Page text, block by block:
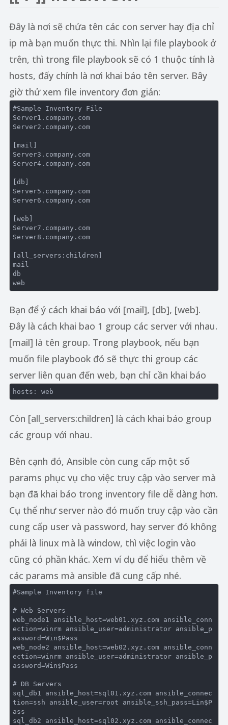
Đây là nơi sẽ chứa tên các con server hay địa chỉ
ip mà bạn muốn thực thi. Nhìn lại file playbook ở
trên, thì trong file playbook sẽ có 1 thuộc tính là
hosts, đấy chính là nơi khai báo tên server. Bây
giờ thử xem file inventory đơn giản:
#Sample Inventory File
Server1.company.com
Server2.company.com
[mail]
Server3.company.com
Server4.company.com
[db]
Server5.company.com
Server6.company.com
[web]
Server7.company.com
Server8.company.com
[all_servers:children]
mail
db
Bạn để ý cách khai báo với [mail], [db], [web].
Đây là cách khai bao 1 group các server với nhau.
[mail] là tên group. Trong playbook, nếu bạn
muốn file playbook đó sẽ thực thi group các
server liên quan đến web, bạn chỉ cần khai báo
Còn [all_servers:children] là cách khai báo group
các group với nhau.
Bên cạnh đó, Ansible còn cung cấp một số
params phục vụ cho việc truy cập vào server mà
bạn đã khai báo trong inventory file dễ dàng hơn.
Cụ thể như server nào đó muốn truy cập vào cần
cung cấp user và password, hay server đó không
phải là linux mà là window, thì việc login vào
cũng có phần khác. Xem ví dụ để hiểu thêm về
các params mà ansible đã cung cấp nhé.
#Sample Inventory file
# Web Servers
web_node1 ansible_host=web01.xyz.com ansible_conn
ection=winrm ansible_user=administrator ansible_p
assword=Win$Pass
web_node2 ansible_host=web02.xyz.com ansible_conn
ection=winrm ansible_user=administrator ansible_p
assword=Win$Pass
# DB Servers
sql_db1 ansible_host=sql01.xyz.com ansible_connec
tion=ssh ansible_user=root ansible_ssh_pass=Lin$P
ass
sql_db2 ansible_host=sql02.xyz.com ansible_connec